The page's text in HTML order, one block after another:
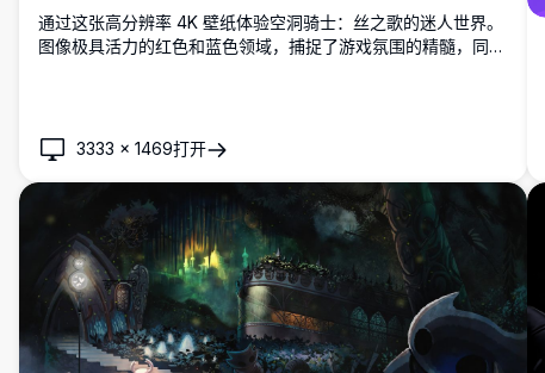
通过这张高分辨率 4K 壁纸体验空洞骑士：丝之歌的迷人世界。
图像极具活力的红色和蓝色领域，捕捉了游戏氛围的精髓，同时
3333 × 1469打开